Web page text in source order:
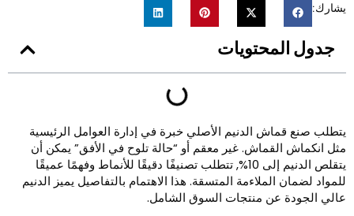
جدول المحتويات
صنع قماش الدنيم الأصلي خبرة في إدارة العوامل الرئيسية
انكماش القماش. غير معقم أو “حالة تلوح في الأفق” يمكن أن
يتقلص الدنيم إلى 10%, تتطلب تصنيفًا دقيقًا للأنماط وفهمًا عميقًا
لضمان الملاءمة المتسقة. هذا الاهتمام بالتفاصيل يميز الدنيم
الجودة عن منتجات السوق الشامل.